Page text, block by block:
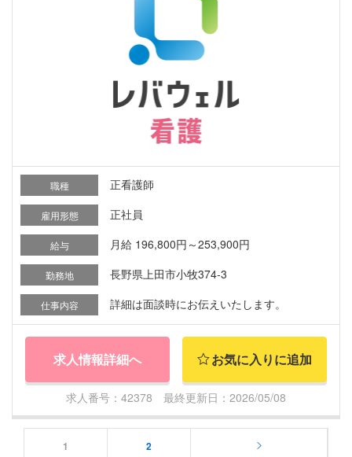
職種 正看護師
雇用形態 正社員
給与 月給 196,800円～253,900円
勤務地 長野県上田市小牧374-3
仕事内容 詳細は面談時にお伝えいたします。
求人情報詳細へ お気に入りに追加
求人番号：42378 最終更新日：2026/05/08
1 2